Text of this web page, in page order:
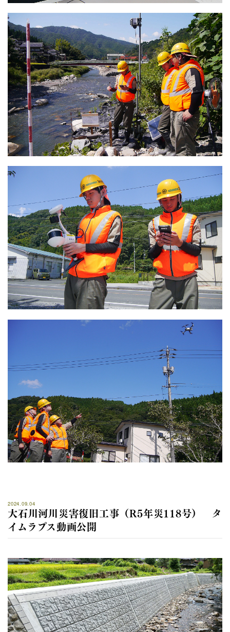
2024.09.04
大石川河川災害復旧工事（R5年災118号） タ
イムラプス動画公開